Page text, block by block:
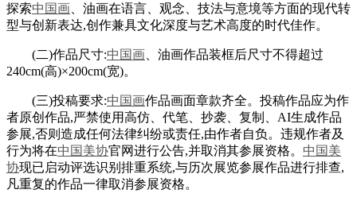
探索中国画 、油画在语言、观念、技法与意境等方面的现代转
型与创新表达,创作兼具文化深度与艺术高度的时代佳作。
(二)作品尺寸:中国画 、油画作品装框后尺寸不得超过
240cm(高)×200cm(宽)。
(三)投稿要求:中国画作品画面章款齐全。投稿作品应为作
者原创作品,严禁使用高仿、代笔、抄袭、复制、AI生成作品
参展,否则造成任何法律纠纷或责任,由作者自负。违规作者及
行为将在中国美协官网进行公告,并取消其参展资格。 中国美
协现已启动评选识别排重系统,与历次展览参展作品进行排查,
凡重复的作品一律取消参展资格。